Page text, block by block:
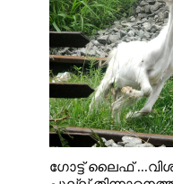
ഗോട്ട് ലൈഫ്